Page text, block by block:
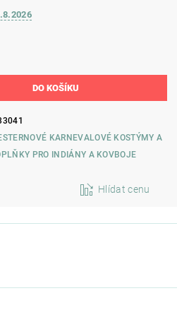
KARNEVALOVÉ KOSTÝMY A
PRO INDIÁNY A KOVBOJE
Hlídat cenu